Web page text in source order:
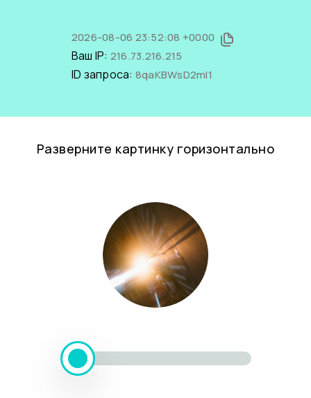
2026-08-06 23:52:08 +0000
Ваш IP: 216.73.216.215
ID запроса: 8qaKBWsD2mI1
Разверните картинку горизонтально